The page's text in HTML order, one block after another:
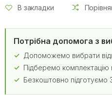
В закладки
Потрібна допомога з
Допоможемо вибрати
Підберемо
Безкоштовно підготуємо